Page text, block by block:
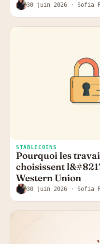
30 juin 2026 · Sofia
STABLECOINS
Pourquoi les
choisissent
Western Union
30 juin 2026 · Sofia